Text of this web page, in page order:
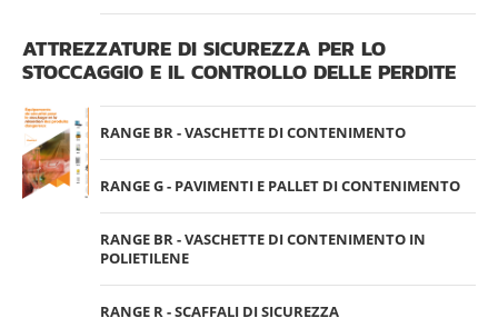
ATTREZZATURE DI SICUREZZA PER LO
STOCCAGGIO E IL CONTROLLO DELLE PERDITE
RANGE BR - VASCHETTE DI CONTENIMENTO
RANGE G - PAVIMENTI E PALLET DI CONTENIMENTO
RANGE BR - VASCHETTE DI CONTENIMENTO IN
POLIETILENE
RANGE R - SCAFFALI DI SICUREZZA